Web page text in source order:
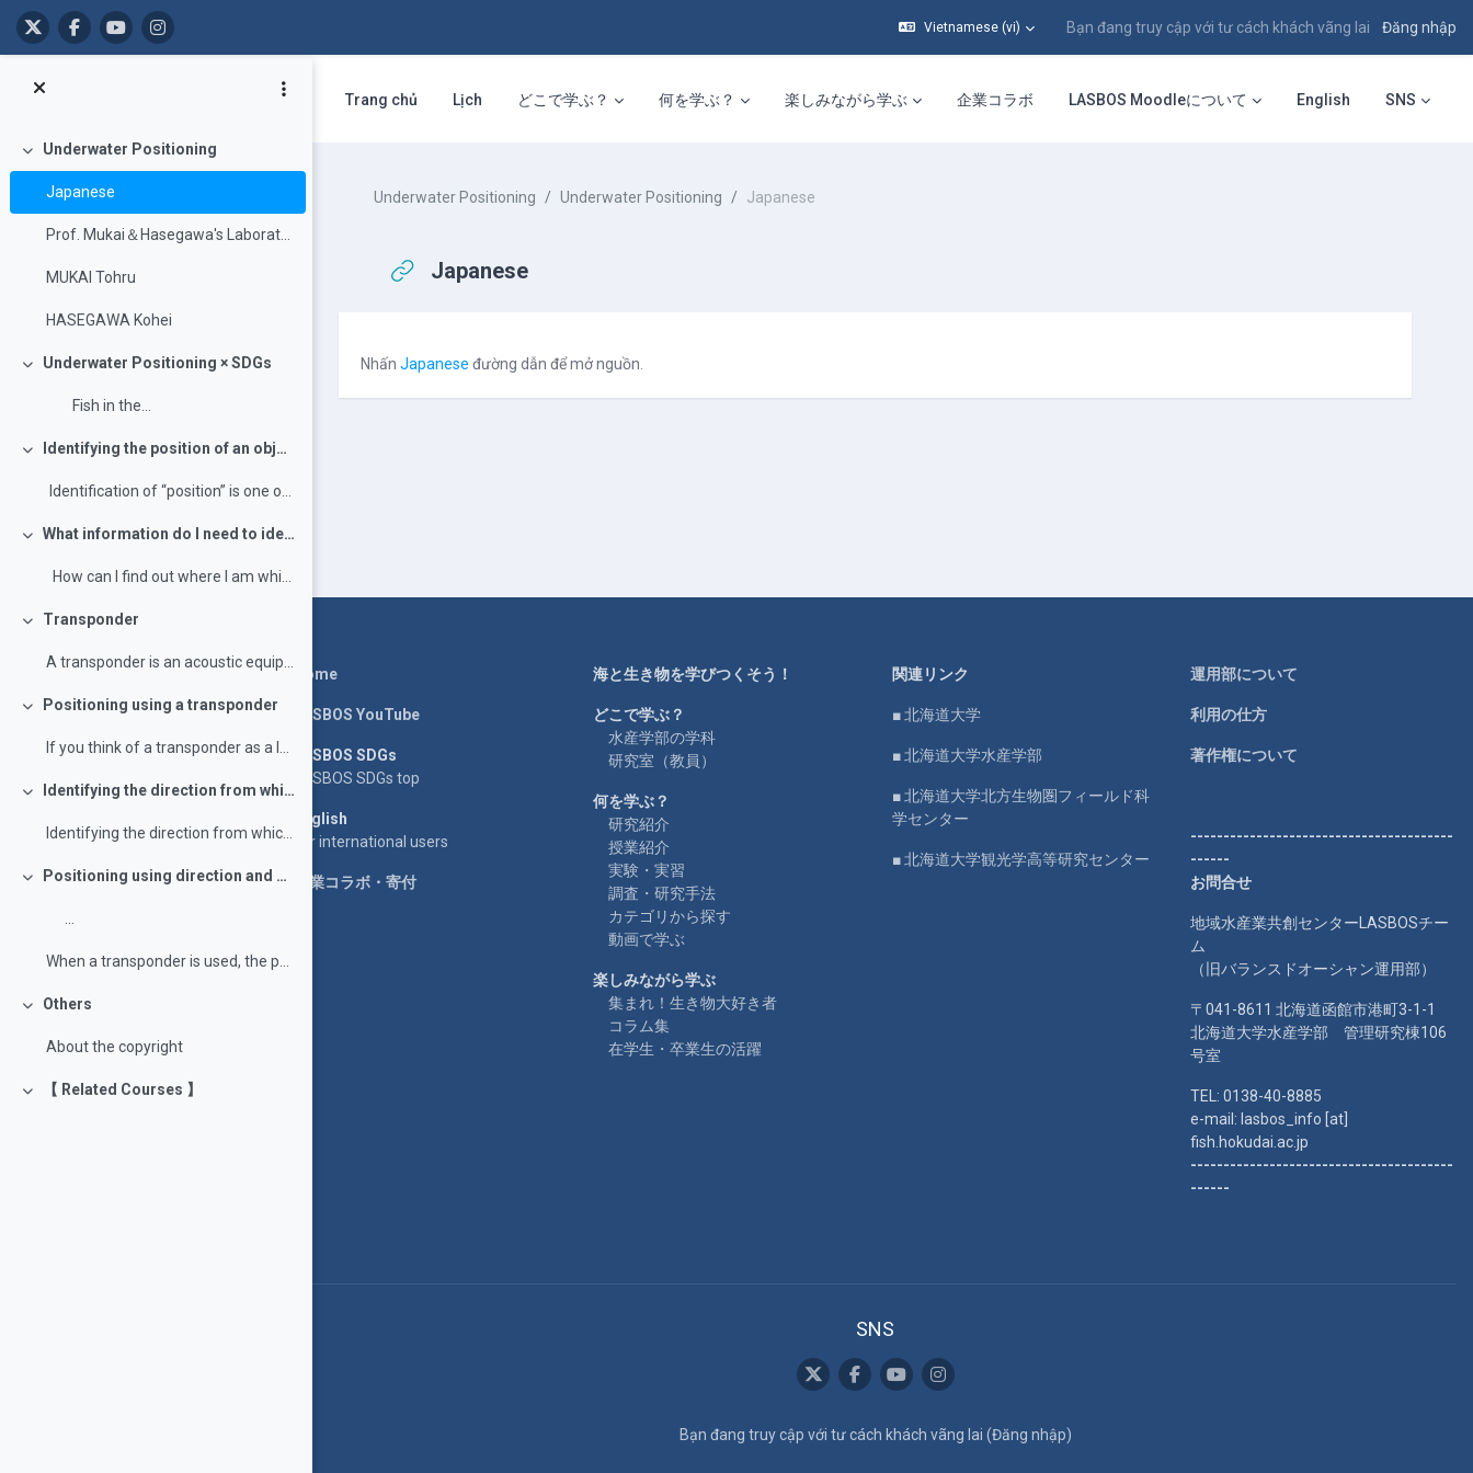
Vietnamese ‎(vi)‎ Bạn đang truy cập với tư cách khách vãng lai Đăng nhập
Trang chủ Lịch どこで学ぶ？ 何を学ぶ？ 楽しみながら学ぶ 企業コラボ LASBOS Moodleについて English SNS
Rút gọn
Underwater Positioning
Japanese
Prof. Mukai＆Hasegawa's Laboratory of Marine Enviro...
MUKAI Tohru
HASEGAWA Kohei
Rút gọn
Underwater Positioning × SDGs
Fish in the...
Rút gọn
Identifying the position of an object in the water
Identification of “position” is one of ...
Rút gọn
What information do I need to identify the position?
How can I find out where I am whi...
Rút gọn
Transponder
A transponder is an acoustic equipment used fo...
Rút gọn
Positioning using a transponder
If you think of a transponder as a landmark, ...
Rút gọn
Identifying the direction from which sound comes
Identifying the direction from which sound com...
Rút gọn
Positioning using direction and distance
...
When a transponder is used, the position of the t...
Rút gọn
Others
About the copyright
Rút gọn
【 Related Courses 】
Underwater Positioning Underwater Positioning Japanese
Japanese
Nhấn Japanese đường dẫn để mở nguồn.
Home
LASBOS YouTube
LASBOS SDGs
LASBOS SDGs top
English
For international users
企業コラボ・寄付
海と生き物を学びつくそう！
どこで学ぶ？
水産学部の学科
研究室（教員）
何を学ぶ？
研究紹介
授業紹介
実験・実習
調査・研究手法
カテゴリから探す
動画で学ぶ
楽しみながら学ぶ
集まれ！生き物大好き者
コラム集
在学生・卒業生の活躍
関連リンク
■ 北海道大学
■ 北海道大学水産学部
■ 北海道大学北方生物圏フィールド科
学センター
■ 北海道大学観光学高等研究センター
運用部について
利用の仕方
著作権について
----------------------------------------
------
お問合せ
地域水産業共創センターLASBOSチー
ム
（旧バランスドオーシャン運用部）
〒041-8611 北海道函館市港町3-1-1
北海道大学水産学部 管理研究棟106
号室
TEL: 0138-40-8885
e-mail: lasbos_info [at]
fish.hokudai.ac.jp
----------------------------------------
------
SNS
Bạn đang truy cập với tư cách khách vãng lai (Đăng nhập)